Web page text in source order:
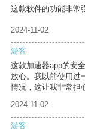
这款软件的功能非常
2024-11-02
游客
这款加速器app的安
放心。我以前使用过
情况，这让我非常担
2024-11-02
游客